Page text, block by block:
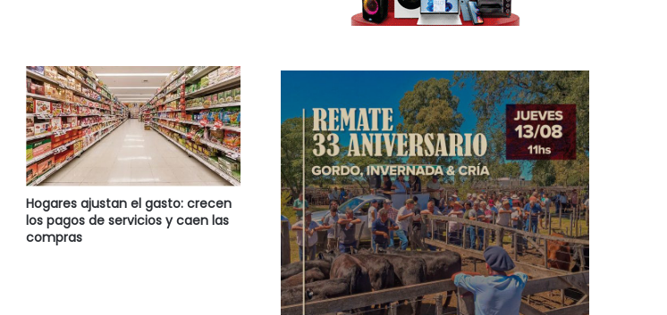
Hogares ajustan el gasto: crecen
los pagos de servicios y caen las
compras